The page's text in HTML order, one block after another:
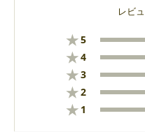
レビ
★5
★4
★3
★2
★ 1